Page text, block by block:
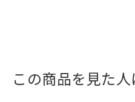
この商品を見た